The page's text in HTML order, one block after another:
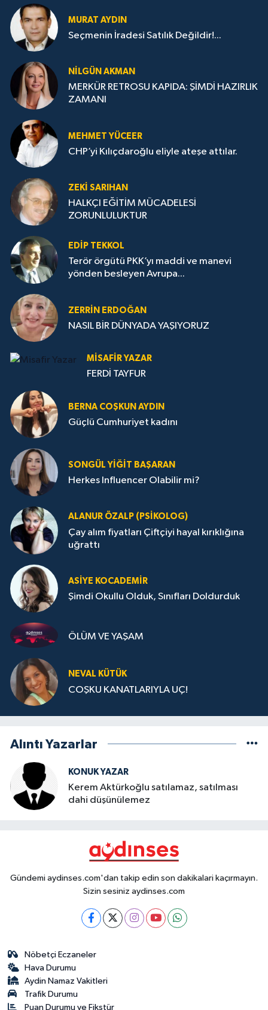
MURAT AYDIN
Seçmenin İradesi Satılık Değildir!...
NILGÜN AKMAN
MERKÜR RETROSU KAPIDA: ŞİMDİ HAZIRLIK
ZAMANI
MEHMET YÜCEER
CHP’yi Kılıçdaroğlu eliyle ateşe attılar.
ZEKI SARIHAN
HALKÇI EĞİTİM MÜCADELESİ
ZORUNLULUKTUR
EDIP TEKKOL
Terör örgütü PKK’yı maddi ve manevi
yönden besleyen Avrupa...
ZERRIN ERDOĞAN
NASIL BİR DÜNYADA YAŞIYORUZ
MISAFIR YAZAR
FERDİ TAYFUR
BERNA COŞKUN AYDIN
Güçlü Cumhuriyet kadını
SONGÜL YIĞIT BAŞARAN
Herkes Influencer Olabilir mi?
ALANUR ÖZALP (PSIKOLOG)
Çay alım fiyatları Çiftçiyi hayal kırıklığına
uğrattı
ASIYE KOCADEMİR
Şimdi Okullu Olduk, Sınıfları Doldurduk
ÖLÜM VE YAŞAM
NEVAL KÜTÜK
COŞKU KANATLARIYLA UÇ!
Alıntı Yazarlar
KONUK YAZAR
Kerem Aktürkoğlu satılamaz, satılması
dahi düşünülemez
Gündemi aydinses.com'dan takip edin son dakikalari kaçırmayın.
Sizin sesiniz aydinses.com
Nöbetçi Eczaneler
Hava Durumu
Aydin Namaz Vakitleri
Trafik Durumu
Puan Durumu ve Fikstür